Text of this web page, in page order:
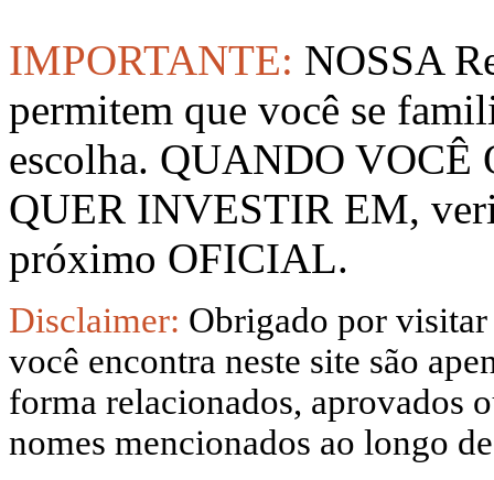
IMPORTANTE: NOSSA
permitem que você se
escolha. QUANDO
QUER INVESTIR EM,
próximo OFICIAL.
Disclaimer: Obrigado por visitar
você encontra neste site são
forma relacionados, aprovados
nomes mencionados ao longo